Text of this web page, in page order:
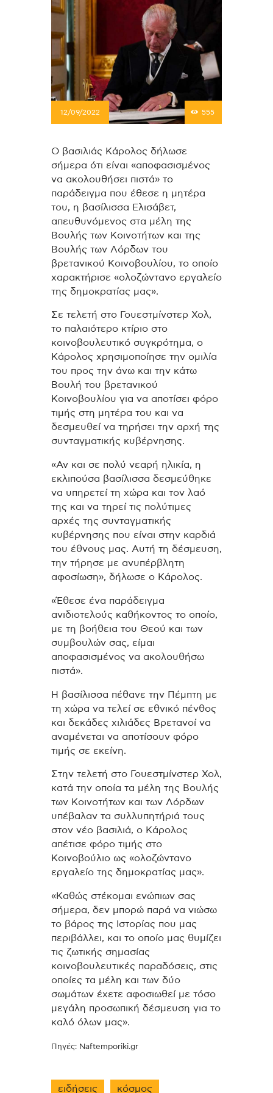
12/09/2022 555
Ο βασιλιάς Κάρολος δήλωσε
σήμερα ότι είναι «αποφασισμένος
να ακολουθήσει πιστά» το
παράδειγμα που έθεσε η μητέρα
του, η βασίλισσα Ελισάβετ,
απευθυνόμενος στα μέλη της
Βουλής των Κοινοτήτων και της
Βουλής των Λόρδων του
βρετανικού Κοινοβουλίου, το οποίο
χαρακτήρισε «ολοζώντανο εργαλείο
της δημοκρατίας μας».
Σε τελετή στο Γουεστμίνστερ Χολ,
το παλαιότερο κτίριο στο
κοινοβουλευτικό συγκρότημα, ο
Κάρολος χρησιμοποίησε την ομιλία
του προς την άνω και την κάτω
Βουλή του βρετανικού
Κοινοβουλίου για να αποτίσει φόρο
τιμής στη μητέρα του και να
δεσμευθεί να τηρήσει την αρχή της
συνταγματικής κυβέρνησης.
«Αν και σε πολύ νεαρή ηλικία, η
εκλιπούσα βασίλισσα δεσμεύθηκε
να υπηρετεί τη χώρα και τον λαό
της και να τηρεί τις πολύτιμες
αρχές της συνταγματικής
κυβέρνησης που είναι στην καρδιά
του έθνους μας. Αυτή τη δέσμευση,
την τήρησε με ανυπέρβλητη
αφοσίωση», δήλωσε ο Κάρολος.
«Έθεσε ένα παράδειγμα
ανιδιοτελούς καθήκοντος το οποίο,
με τη βοήθεια του Θεού και των
συμβουλών σας, είμαι
αποφασισμένος να ακολουθήσω
πιστά».
Η βασίλισσα πέθανε την Πέμπτη με
τη χώρα να τελεί σε εθνικό πένθος
και δεκάδες χιλιάδες Βρετανοί να
αναμένεται να αποτίσουν φόρο
τιμής σε εκείνη.
Στην τελετή στο Γουεστμίνστερ Χολ,
κατά την οποία τα μέλη της Βουλής
των Κοινοτήτων και των Λόρδων
υπέβαλαν τα συλλυπητήριά τους
στον νέο βασιλιά, ο Κάρολος
απέτισε φόρο τιμής στο
Κοινοβούλιο ως «ολοζώντανο
εργαλείο της δημοκρατίας μας».
«Καθώς στέκομαι ενώπιων σας
σήμερα, δεν μπορώ παρά να νιώσω
το βάρος της Ιστορίας που μας
περιβάλλει, και το οποίο μας θυμίζει
τις ζωτικής σημασίας
κοινοβουλευτικές παραδόσεις, στις
οποίες τα μέλη και των δύο
σωμάτων έχετε αφοσιωθεί με τόσο
μεγάλη προσωπική δέσμευση για το
καλό όλων μας».
Πηγές: Naftemporiki.gr
ειδήσεις κόσμος